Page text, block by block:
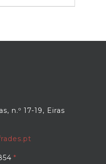
n.º 17-19, Eiras